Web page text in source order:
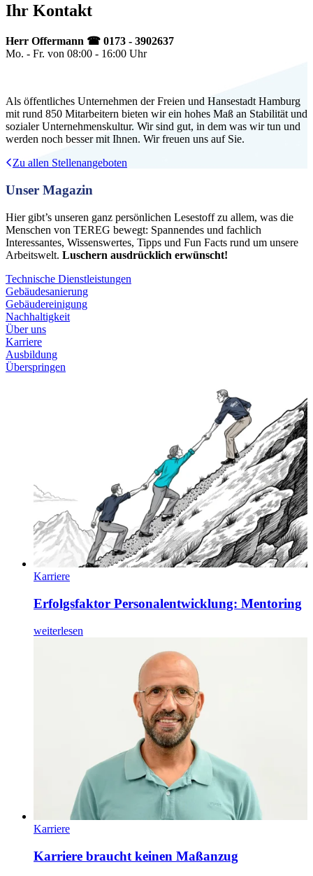
Ihr Kontakt
Herr Offermann ☎ 0173 - 3902637
Mo. - Fr. von 08:00 - 16:00 Uhr
Als öffentliches Unternehmen der Freien und Hansestadt Hamburg
mit rund 850 Mitarbeitern bieten wir ein hohes Maß an Stabilität und
sozialer Unternehmenskultur. Wir sind gut, in dem was wir tun und
werden noch besser mit Ihnen. Wir freuen uns auf Sie.
Zu allen Stellenangeboten
Unser Magazin
Hier gibt’s unseren ganz persönlichen Lesestoff zu allem, was die
Menschen von TEREG bewegt: Spannendes und fachlich
Interessantes, Wissenswertes, Tipps und Fun Facts rund um unsere
Arbeitswelt. Luschern ausdrücklich erwünscht!
Technische Dienstleistungen
Gebäudesanierung
Gebäudereinigung
Nachhaltigkeit
Über uns
Karriere
Ausbildung
Überspringen
Karriere
Erfolgsfaktor Personalentwicklung: Mentoring
weiterlesen
Karriere
Karriere braucht keinen Maßanzug